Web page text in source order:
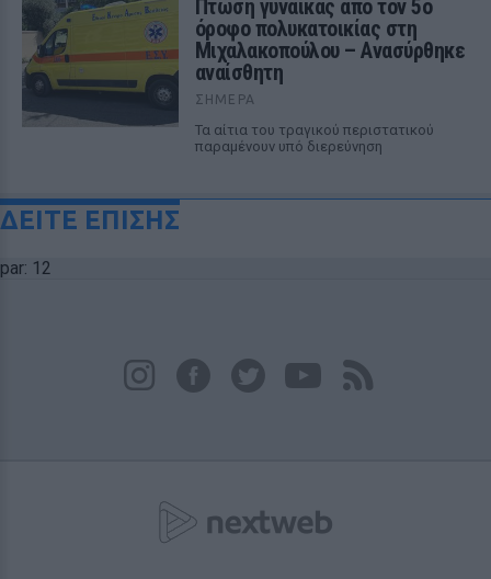
Πτώση γυναίκας από τον 5ο
όροφο πολυκατοικίας στη
Μιχαλακοπούλου – Ανασύρθηκε
αναίσθητη
ΣΉΜΕΡΑ
Τα αίτια του τραγικού περιστατικού
παραμένουν υπό διερεύνηση
ΔΕΙΤΕ ΕΠΙΣΗΣ
par: 12